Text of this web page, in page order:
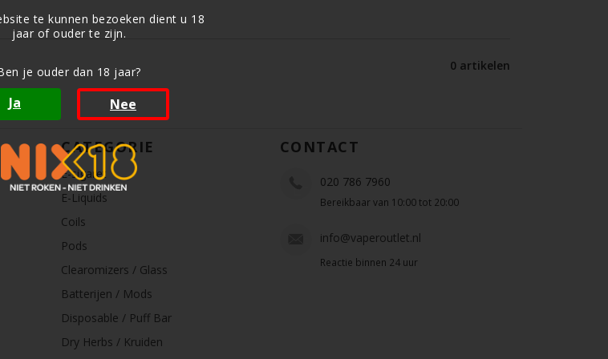
te kunnen bezoeken dient u 18
jaar of ouder te zijn.
je ouder dan 18 jaar?
Ja Nee
0 artikelen
CATEGORIE
E-sigaret
E-Liquids
Coils
Pods
Clearomizers / Glass
Batterijen / Mods
Disposable / Puff Bar
Dry Herbs / Kruiden
CONTACT
020 786 7960
Bereikbaar van 10:00 tot 20:00
info@vaperoutlet.nl
Reactie binnen 24 uur